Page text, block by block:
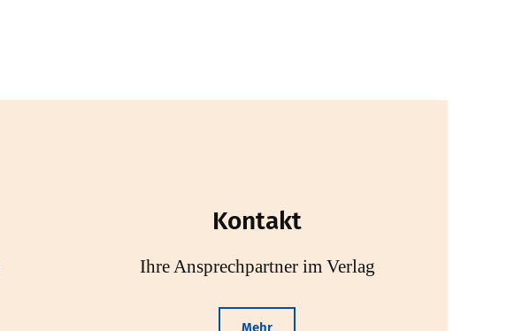
Kontakt
Ihre Ansprechpartner im Verlag
Mehr